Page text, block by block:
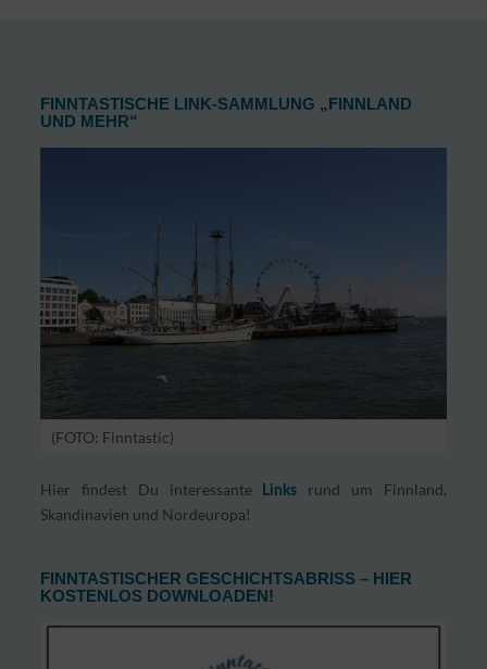
FINNTASTISCHE LINK-SAMMLUNG „FINNLAND
UND MEHR“
(FOTO: Finntastic)
Hier findest Du interessante Links
rund um Finnland,
Skandinavien und Nordeuropa!
FINNTASTISCHER GESCHICHTSABRISS – HIER
KOSTENLOS DOWNLOADEN!